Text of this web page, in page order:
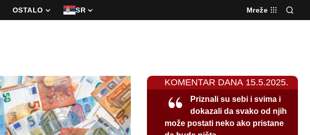
OSTALO SR Mreže
KOMENTAR DANA 15.5.2025.
Priznali su sebi i svima i
dokazali da svako od njih
može postati neko ako pristane